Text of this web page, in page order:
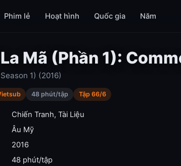
Phim lẻ Hoạt hình Quốc gia Năm
Mã (Phần 1):
1) (2016)
48 phút/tập Tập 66/6
Chiến Tranh, Tài Liệu
Âu Mỹ
2016
48 phút/tập